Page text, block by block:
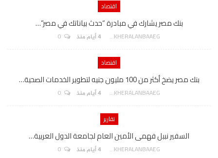
اقتصاد
بنك مصر يشارك في مبادرة “حدث بياناتك في مصر”…
AKHERALANBAAEG 4 أيام منذ
اقتصاد
بنك مصر يضخ أكثر من 100 مليون جنيه لتطوير الخدمات الصحية…
AKHERALANBAAEG 4 أيام منذ
تقارير
السفير نببل فهمى الأمين العام لجامعة الدول العربية…
AKHERALANBAAEG 4 أيام منذ